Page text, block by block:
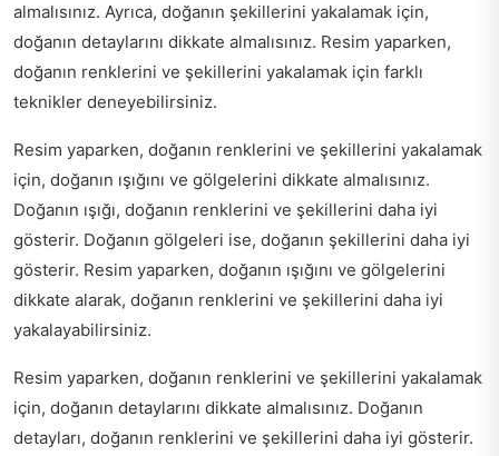
almalısınız. Ayrıca, doğanın şekillerini yakalamak için,
doğanın detaylarını dikkate almalısınız. Resim yaparken,
doğanın renklerini ve şekillerini yakalamak için farklı
teknikler deneyebilirsiniz.
Resim yaparken, doğanın renklerini ve şekillerini yakalamak
için, doğanın ışığını ve gölgelerini dikkate almalısınız.
Doğanın ışığı, doğanın renklerini ve şekillerini daha iyi
gösterir. Doğanın gölgeleri ise, doğanın şekillerini daha iyi
gösterir. Resim yaparken, doğanın ışığını ve gölgelerini
dikkate alarak, doğanın renklerini ve şekillerini daha iyi
yakalayabilirsiniz.
Resim yaparken, doğanın renklerini ve şekillerini yakalamak
için, doğanın detaylarını dikkate almalısınız. Doğanın
detayları, doğanın renklerini ve şekillerini daha iyi gösterir.